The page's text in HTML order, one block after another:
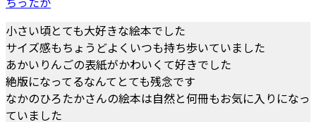
小さい頃とても大好きな絵本でした
サイズ感もちょうどよくいつも持ち歩いていました
あかいりんごの表紙がかわいくて好きでした
絶版になってるなんてとても残念です
なかのひろたかさんの絵本は自然と何冊もお気に入りになっ
ていました